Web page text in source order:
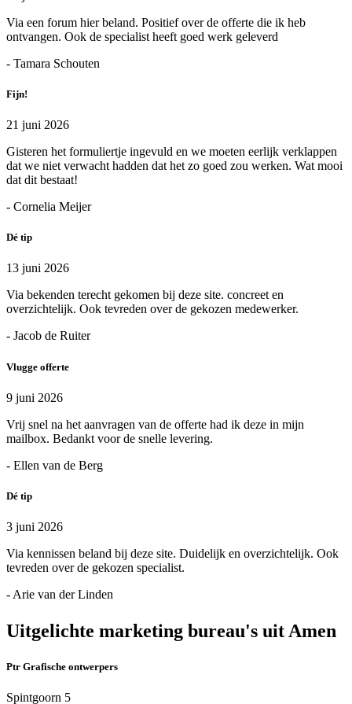
Via een forum hier beland. Positief over de offerte die ik heb
ontvangen. Ook de specialist heeft goed werk geleverd
- Tamara Schouten
Fijn!
21 juni 2026
Gisteren het formuliertje ingevuld en we moeten eerlijk verklappen
dat we niet verwacht hadden dat het zo goed zou werken. Wat mooi
dat dit bestaat!
- Cornelia Meijer
Dé tip
13 juni 2026
Via bekenden terecht gekomen bij deze site. concreet en
overzichtelijk. Ook tevreden over de gekozen medewerker.
- Jacob de Ruiter
Vlugge offerte
9 juni 2026
Vrij snel na het aanvragen van de offerte had ik deze in mijn
mailbox. Bedankt voor de snelle levering.
- Ellen van de Berg
Dé tip
3 juni 2026
Via kennissen beland bij deze site. Duidelijk en overzichtelijk. Ook
tevreden over de gekozen specialist.
- Arie van der Linden
Uitgelichte marketing bureau's uit Amen
Ptr Grafische ontwerpers
Spintgoorn 5